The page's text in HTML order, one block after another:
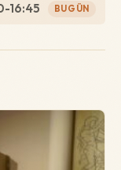
16:45 BUGÜN